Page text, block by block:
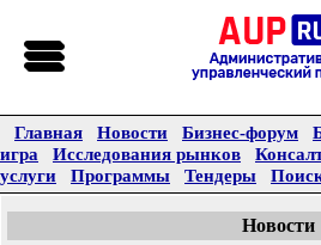
Главная Новости Бизнес-форум
игра
Исследования рынков
услуги
Программы Тендеры
Новости